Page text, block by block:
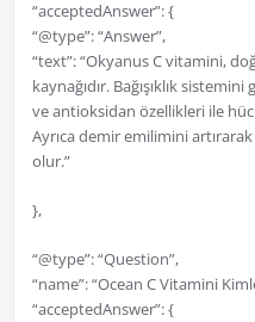
“acceptedAnswer”: {
“@type”: “Answer”,
“text”: “Okyanus C vitamini,
kaynağıdır. Bağışıklık
ve antioksidan özellikleri ile
Ayrıca demir emilimini
olur.”
},
“@type”: “Question”,
“name”: “Ocean C Vitamini
“acceptedAnswer”: {